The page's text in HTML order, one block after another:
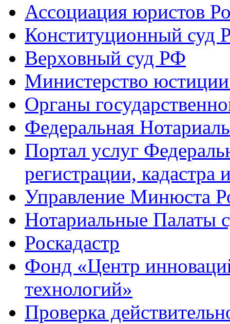
Ассоциация юристов
Конституционный суд
Верховный суд РФ
Министерство
Органы
Федеральная
Портал услуг
регистрации, кадастра
Управление Минюста
Нотариальные Палаты
Роскадастр
Фонд «Центр
технологий»
Проверка